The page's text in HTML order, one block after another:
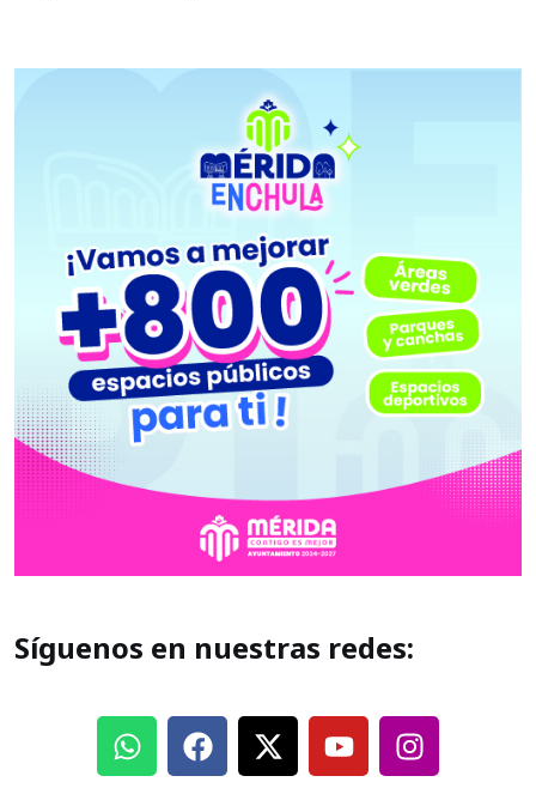
Síguenos en nuestras redes: